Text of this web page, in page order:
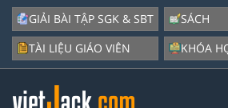
GIẢI BÀI TẬP SGK & SBT
TÀI LIỆU GIÁO VIÊN
SÁCH
KHÓA